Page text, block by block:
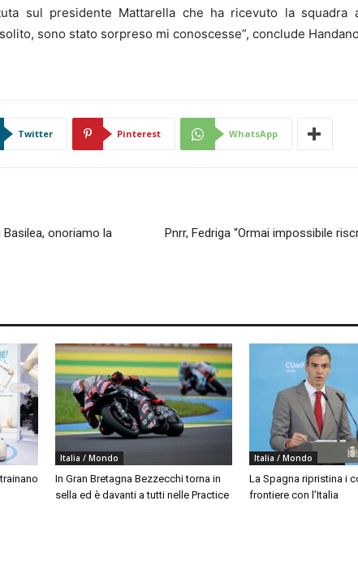
sul presidente Mattarella che ha ricevuto la squadra
sono stato sorpreso mi conoscesse”, conclude
Twitter Pinterest WhatsApp
onoriamo la
Pnrr, Fedriga “Ormai impossibile
Italia / Mondo
In Gran Bretagna Bezzecchi torna in
sella ed è davanti a tutti nelle Practice
Italia / Mondo
La Spagna ripristina i
frontiere con l’Italia